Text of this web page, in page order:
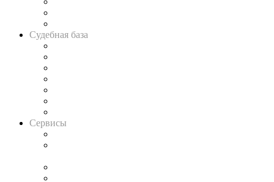
Судебная база
Сервисы